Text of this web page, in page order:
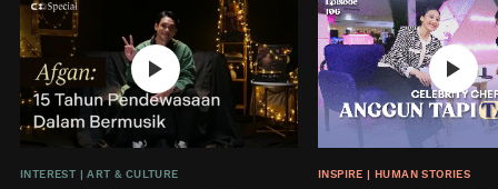
KONTRIBUTOR CXO MEDIA
INTEREST|HOME
No Place Like: Camping Ground
Cidulang
KONTRIBUTOR CXO MEDIA
GENERAL KNOWLEDGE
INTEREST |ART & CULTURE INSPIRE HUMAN STORIES